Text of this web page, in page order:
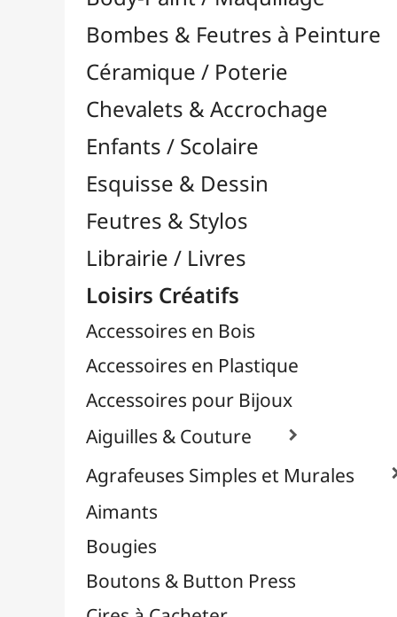
Feutres & Stylos
Librairie / Livres
Loisirs Créatifs
Accessoires en Bois
Accessoires en Plastique
Accessoires pour Bijoux
Aiguilles & Couture

Agrafeuses Simples et Murales 
Aimants
Bougies
Boutons & Button Press
Clous / Pointes / Épingles
Coloriage
Crochets de Tricot
Divers
Effets Oxydation / Rouille
Emporte-Pièces & Perforatrices
Bordures, Coins & Frises
Emporte-Pièces
Perforatrices Coin
Perforatrices M
Perforatrices S